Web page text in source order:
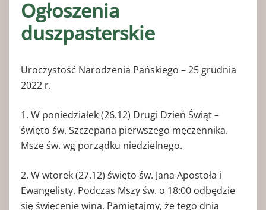
Ogłoszenia
duszpasterskie
Uroczystość Narodzenia Pańskiego – 25 grudnia
2022 r.
1. W poniedziałek (26.12) Drugi Dzień Świąt –
święto św. Szczepana pierwszego męczennika.
Msze św. wg porządku niedzielnego.
2. W wtorek (27.12) święto św. Jana Apostoła i
Ewangelisty. Podczas Mszy św. o 18:00 odbędzie
się święcenie wina. Pamiętajmy, że tego dnia